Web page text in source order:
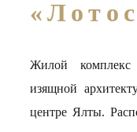
Жилой
изящной
центре Ялты.